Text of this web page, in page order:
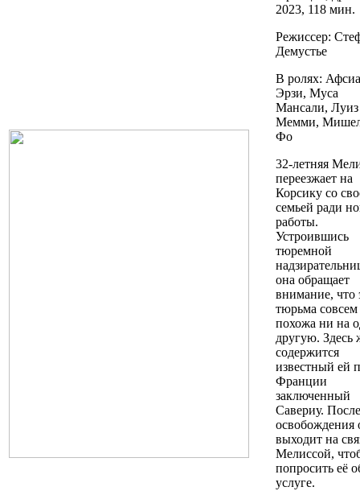
2023, 118 мин.
Режиссер:
Демустье
В ролях: Афсиа
Эрзи, Муса
Мансали, Луиз
Мемми,
Фо
32-летняя
переезжает на
Корсику со
семьей ради
работы.
Устроившись
тюремной
она обращает
внимание, что
тюрьма совсем
похожа ни на
другую. Здесь
содержится
известный ей
Франции
заключенный
Савериу. После
освобождения
выходит на
Мелиссой,
попросить её
услуге.